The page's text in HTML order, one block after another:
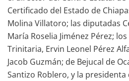
Certificado del Estado de
Molina Villatoro; las diputadas
María Roselia Jiménez Pérez;
Trinitaria, Ervin Leonel Pérez
Jacob Guzmán; de Bejucal de
Santizo Roblero, y la presidenta